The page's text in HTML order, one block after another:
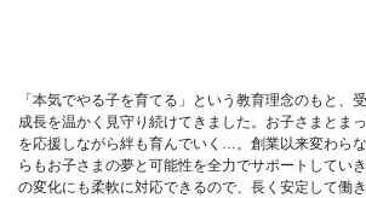
「本気でやる子を育てる」という教育理念のもと、
成長を温かく見守り続けてきました。お子さまとま
を応援しながら絆も育んでいく…。創業以来変わら
らもお子さまの夢と可能性を全力でサポートしてい
の変化にも柔軟に対応できるので、長く安定して働